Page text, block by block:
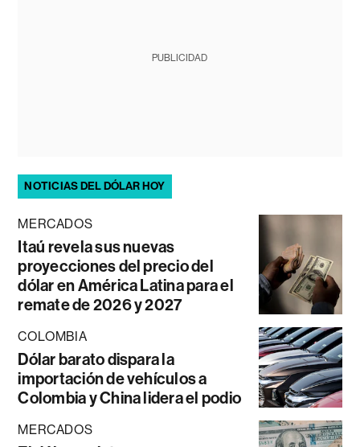
PUBLICIDAD
NOTICIAS DEL DÓLAR HOY
MERCADOS
Itaú revela sus nuevas
proyecciones del precio del
dólar en América Latina para el
remate de 2026 y 2027
COLOMBIA
Dólar barato dispara la
importación de vehículos a
Colombia y China lidera el podio
MERCADOS